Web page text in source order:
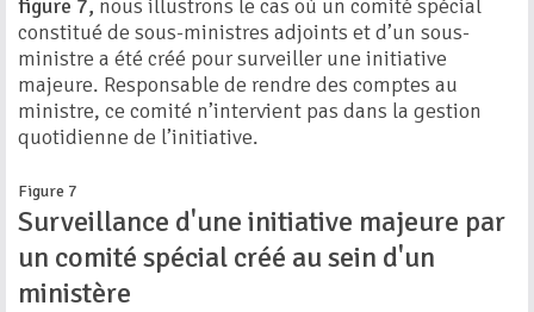
figure 7, nous illustrons le cas où un comité spécial
constitué de sous-ministres adjoints et d’un sous-
ministre a été créé pour surveiller une initiative
majeure. Responsable de rendre des comptes au
ministre, ce comité n’intervient pas dans la gestion
quotidienne de l’initiative.
Figure 7
Surveillance d'une initiative majeure par
un comité spécial créé au sein d'un
ministère